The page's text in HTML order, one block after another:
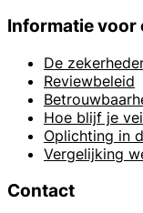
Informatie voor
De
Reviewbeleid
Hoe blijf je
Oplichting in
Vergelijking
Contact